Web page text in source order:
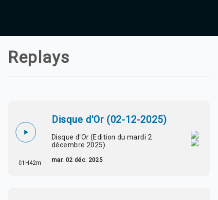
Fès 98.8 Hz
Chefchaouen 106.4
Taounate 95.6
SkhourRhamna 92.2
Taroudant 104.9
Replays
01H42m
Disque d'Or (02-12-2025)
Disque d'Or (Edition du mardi 2
décembre 2025)
mar. 02 déc. 2025